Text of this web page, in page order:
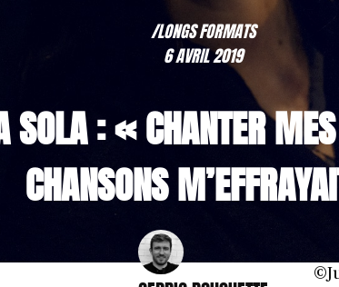
/LONGS FORMATS
6 AVRIL 2019
SOLA : « CHANTER
CHANSONS